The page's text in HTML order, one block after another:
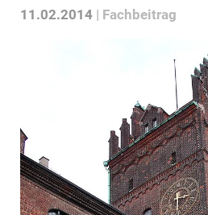
11.02.2014 Fachbeitrag